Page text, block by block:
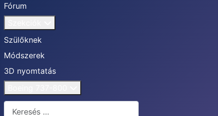
Fórum
Szülőknek
Módszerek
3D nyomtatás
Keresés...